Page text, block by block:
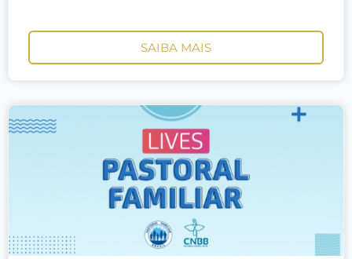
SAIBA MAIS